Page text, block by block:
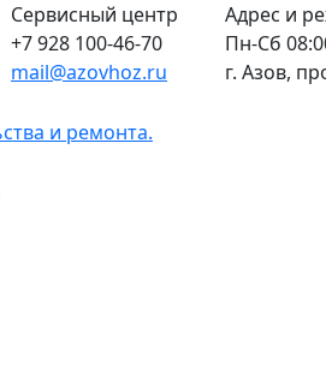
Сервисный центр
+7 928 100-46-70
mail@azovhoz.ru
Адрес и
Пн-Сб
г. Азов,